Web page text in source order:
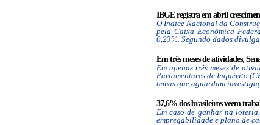
IBGE registra em abril
O Índice Nacional da
pela Caixa Econômica
0,23%. Segundo dados
Em três meses de atividades,
Em apenas três meses de
Parlamentares de Inquérito
temas que aguardam
37,6% dos brasileiros veem
Em caso de ganhar na
empregabilidade e plano de